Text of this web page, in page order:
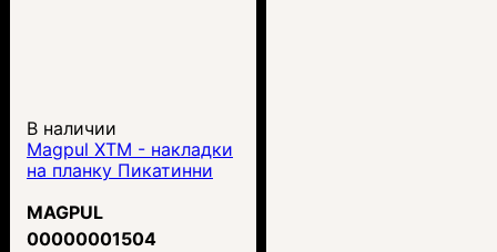
В наличии
Magpul XTM - накладки
на планку Пикатинни
MAGPUL
00000001504